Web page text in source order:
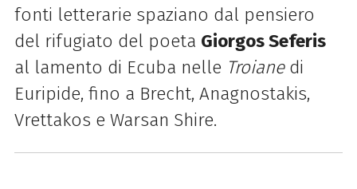
fonti letterarie spaziano dal pensiero
del rifugiato del poeta Giorgos Seferis
al lamento di Ecuba nelle Troianedi
Euripide, fino a Brecht, Anagnostakis,
Vrettakos e Warsan Shire.